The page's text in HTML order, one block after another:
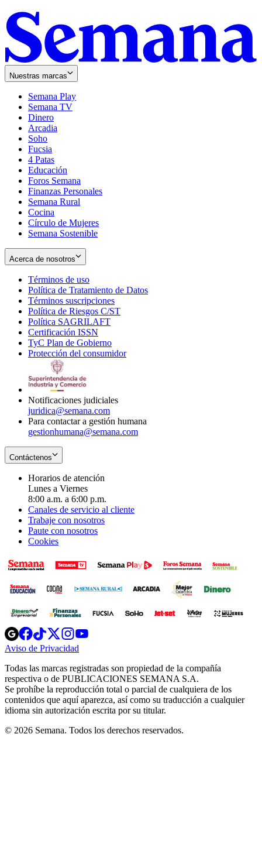
Nuestras marcas
Semana Play
Semana TV
Dinero
Arcadia
Soho
in
new
window
Fucsia
in
new
window
4 Patas
Educación
Foros Semana
Finanzas Personales
Semana Rural
Cocina
Círculo de Mujeres
Semana Sostenible
Acerca de nosotros
Términos de uso
in
new
window
Política de Tratamiento de Datos
Términos suscripciones
in
Política de Riesgos C/ST
Política SAGRILAFT
new
window
Certificación ISSN
in
new
TyC Plan de Gobierno
in
Protección del consumidorOpens
Notificaciones judiciales
juridica@semana.com
Para contactar a gestión humana
gestionhumana@semana.com
Contáctenos
Horarios de atención
Lunes a Viernes
8:00 a.m. a 6:00 p.m.
Canales de servicio al cliente
Trabaje con nosotros
Paute con nosotros
Cookies
Opens
in
new
Opens
in
new
Opens
in
new
window
Opens
new
windowwindow
Aviso de Privacidad
new
window
Todas las marcas registradas son propiedad de la compañía
respectiva o de PUBLICACIONES SEMANA S.A.
Se prohíbe la reproducción total o parcial de cualquiera de los
contenidos que aquí aparezca, así como su traducción a cualquier
idioma sin autorización escrita por su titular.
© 2026 Semana. Todos los derechos reservados.